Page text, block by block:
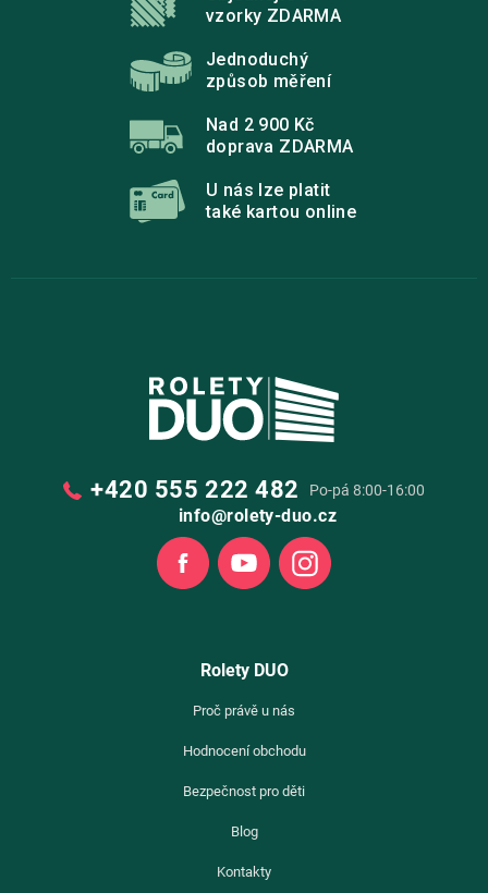
vzorky ZDARMA
Jednoduchý
způsob měření
Nad 2 900 Kč
doprava ZDARMA
U nás lze platit
také kartou online
+420 555 222 482 Po-pá 8:00-16:00
info@rolety-duo.cz
Facebook Youtube
Rolety DUO
Proč právě u nás
Hodnocení obchodu
Bezpečnost pro děti
Blog
Kontakty